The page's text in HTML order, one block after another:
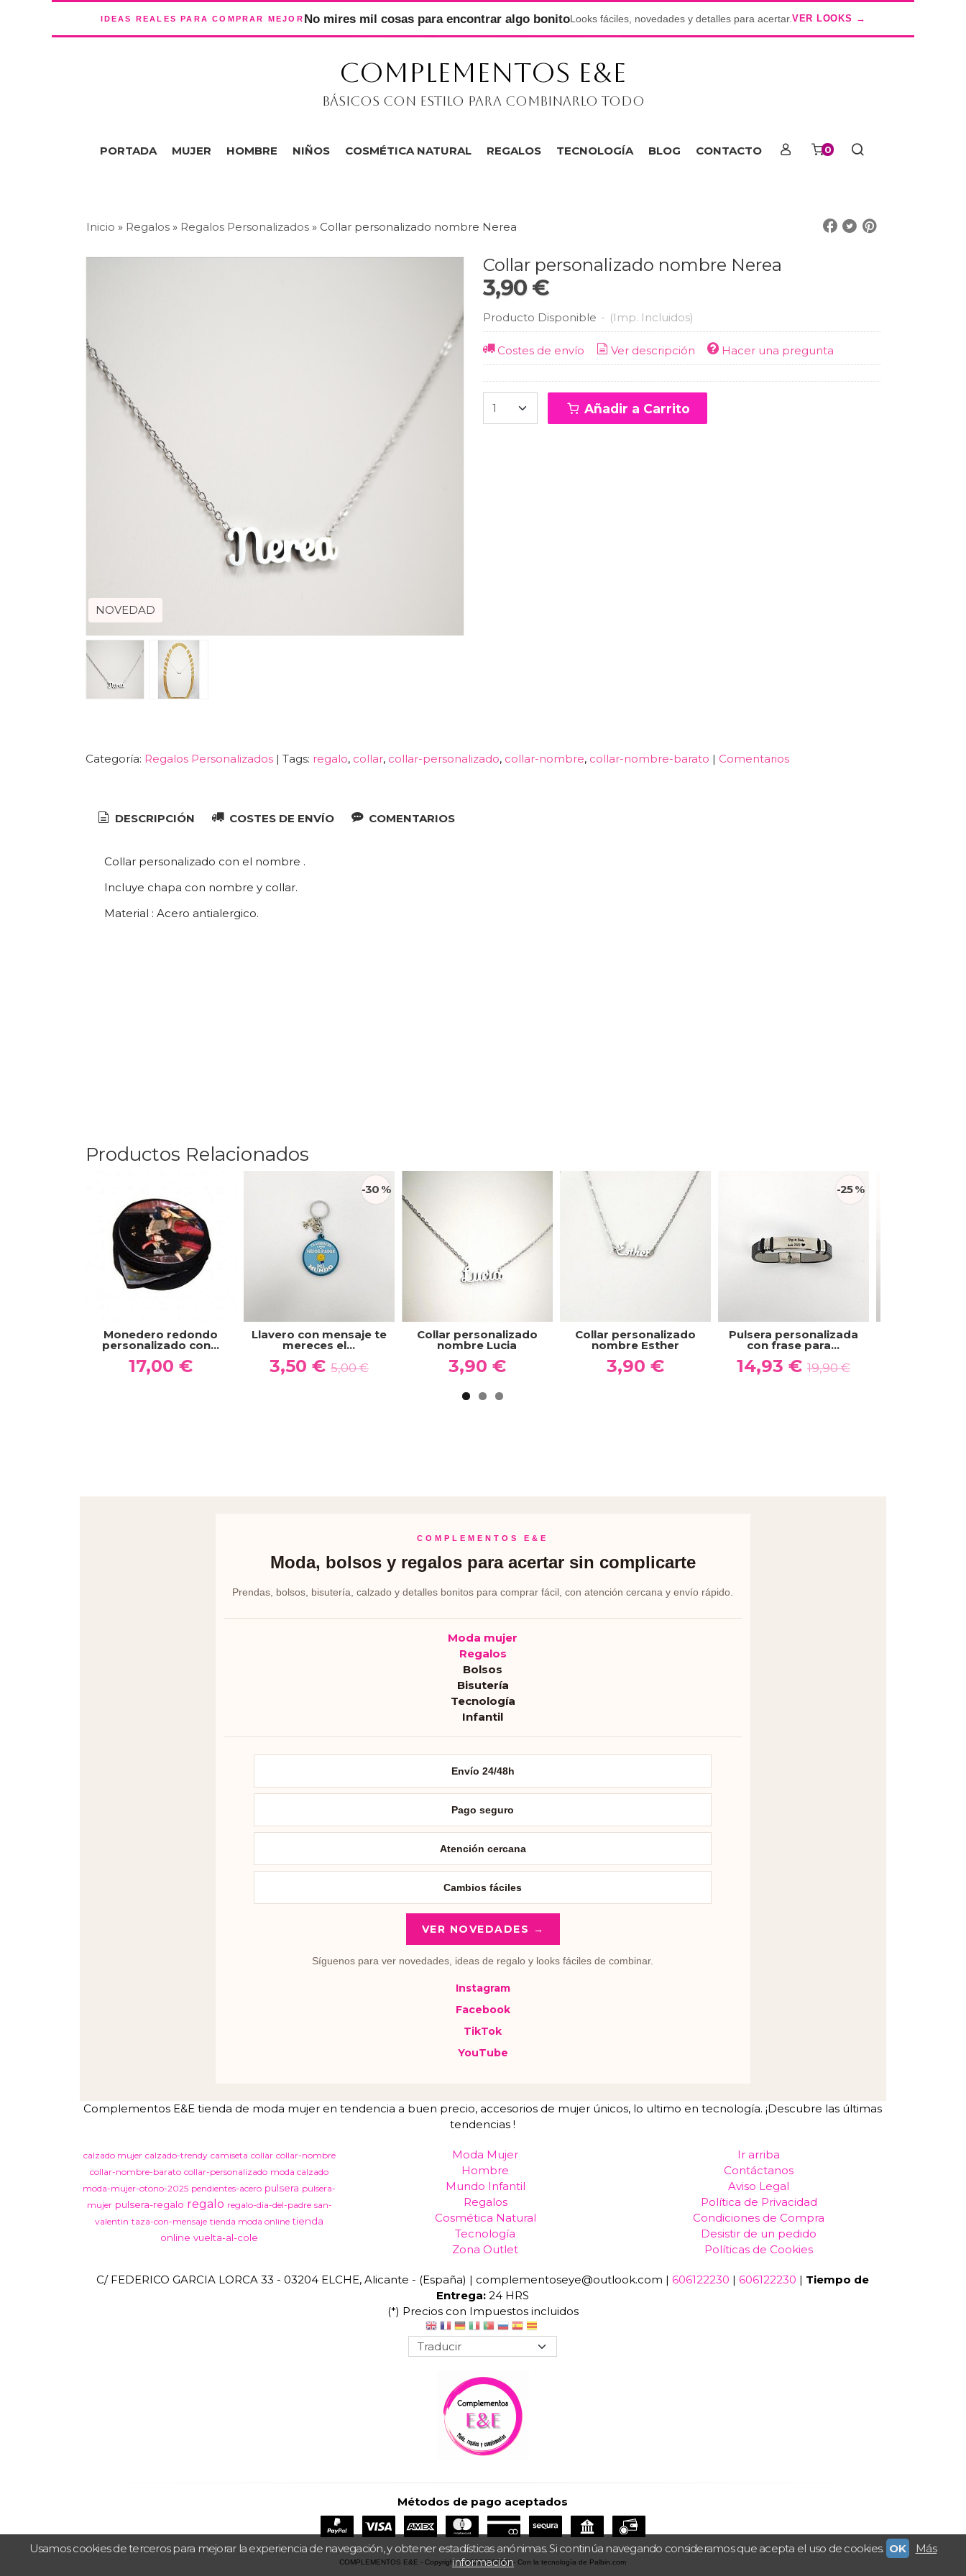
IDEAS REALES PARA COMPRAR MEJOR No mires mil cosas para encontrar algo bonitoLooks fáciles, novedades y detalles para acertar. VER LOOKS →
COMPLEMENTOS E&E
Básicos con estilo para combinarlo todo
PORTADA MUJER HOMBRE NIÑOS COSMÉTICA NATURAL REGALOS TECNOLOGÍA BLOG CONTACTO 0
Inicio » Regalos» Regalos Personalizados» Collar personalizado nombre Nerea
NOVEDAD
Collar personalizado nombre Nerea
3,90 €
Producto Disponible - (Imp. Incluidos)
Costes de envío Ver descripción Hacer una pregunta
Añadir a Carrito
Categoría: Regalos Personalizados| Tags: regalo collar collar-personalizado collar-nombre collar-nombre-barato | Comentarios
DESCRIPCIÓN COSTES DE ENVÍO COMENTARIOS
Collar personalizado con el nombre .
Incluye chapa con nombre y collar.
Material : Acero antialergico.
Productos Relacionados
Monedero redondo
personalizado con...
17,00 €
-30 %
Llavero con mensaje te
mereces el...
3,50 € 5,00 €
Collar personalizado
nombre Lucia
3,90 €
Collar personalizado
nombre Esther
3,90 €
-25 %
Pulsera personalizada
con frase para...
14,93 € 19,90 €
COMPLEMENTOS E&E
Moda, bolsos y regalos para acertar sin complicarte
Prendas, bolsos, bisutería, calzado y detalles bonitos para comprar fácil, con atención cercana y envío rápido.
Moda mujer
Regalos
Bolsos
Bisutería
Tecnología
Infantil
Envío 24/48h
Pago seguro
Atención cercana
Cambios fáciles
VER NOVEDADES →
Síguenos para ver novedades, ideas de regalo y looks fáciles de combinar.
Instagram
Facebook
TikTok
YouTube
Complementos E&E tienda de moda mujer en tendencia a buen precio, accesorios de mujer únicos, lo ultimo en tecnología. ¡Descubre las últimas
tendencias !
calzado mujer calzado-trendy camiseta collar collar-nombre
collar-nombre-barato collar-personalizado moda calzado
moda-mujer-otono-2025 pendientes-acero pulsera pulsera-
mujer pulsera-regalo regalo regalo-dia-del-padre san-
valentin taza-con-mensaje tienda moda online tienda
online vuelta-al-cole
Moda Mujer
Hombre
Mundo Infantil
Regalos
Cosmética Natural
Tecnología
Zona Outlet
Ir arriba
Contáctanos
Aviso Legal
Política de Privacidad
Condiciones de Compra
Desistir de un pedido
Políticas de Cookies
C/ FEDERICO GARCIA LORCA 33 - 03204 ELCHE, Alicante - (España) | complementoseye@outlook.com |606122230 |606122230 | Tiempo de
Entrega:24 HRS
(*) Precios con Impuestos incluidos
Métodos de pago aceptados
COMPLEMENTOS E&E - Copyright © 2026 [30665] - Con la tecnología de Palbin.com
Usamos cookies de terceros para mejorar la experiencia de navegación, y obtener estadísticas anónimas. Si continúa navegando consideramos que acepta el uso de cookies. OK
Más
información